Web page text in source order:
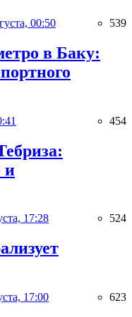
00:50 539
в Баку:
454
и
17:28 524
17:00 623